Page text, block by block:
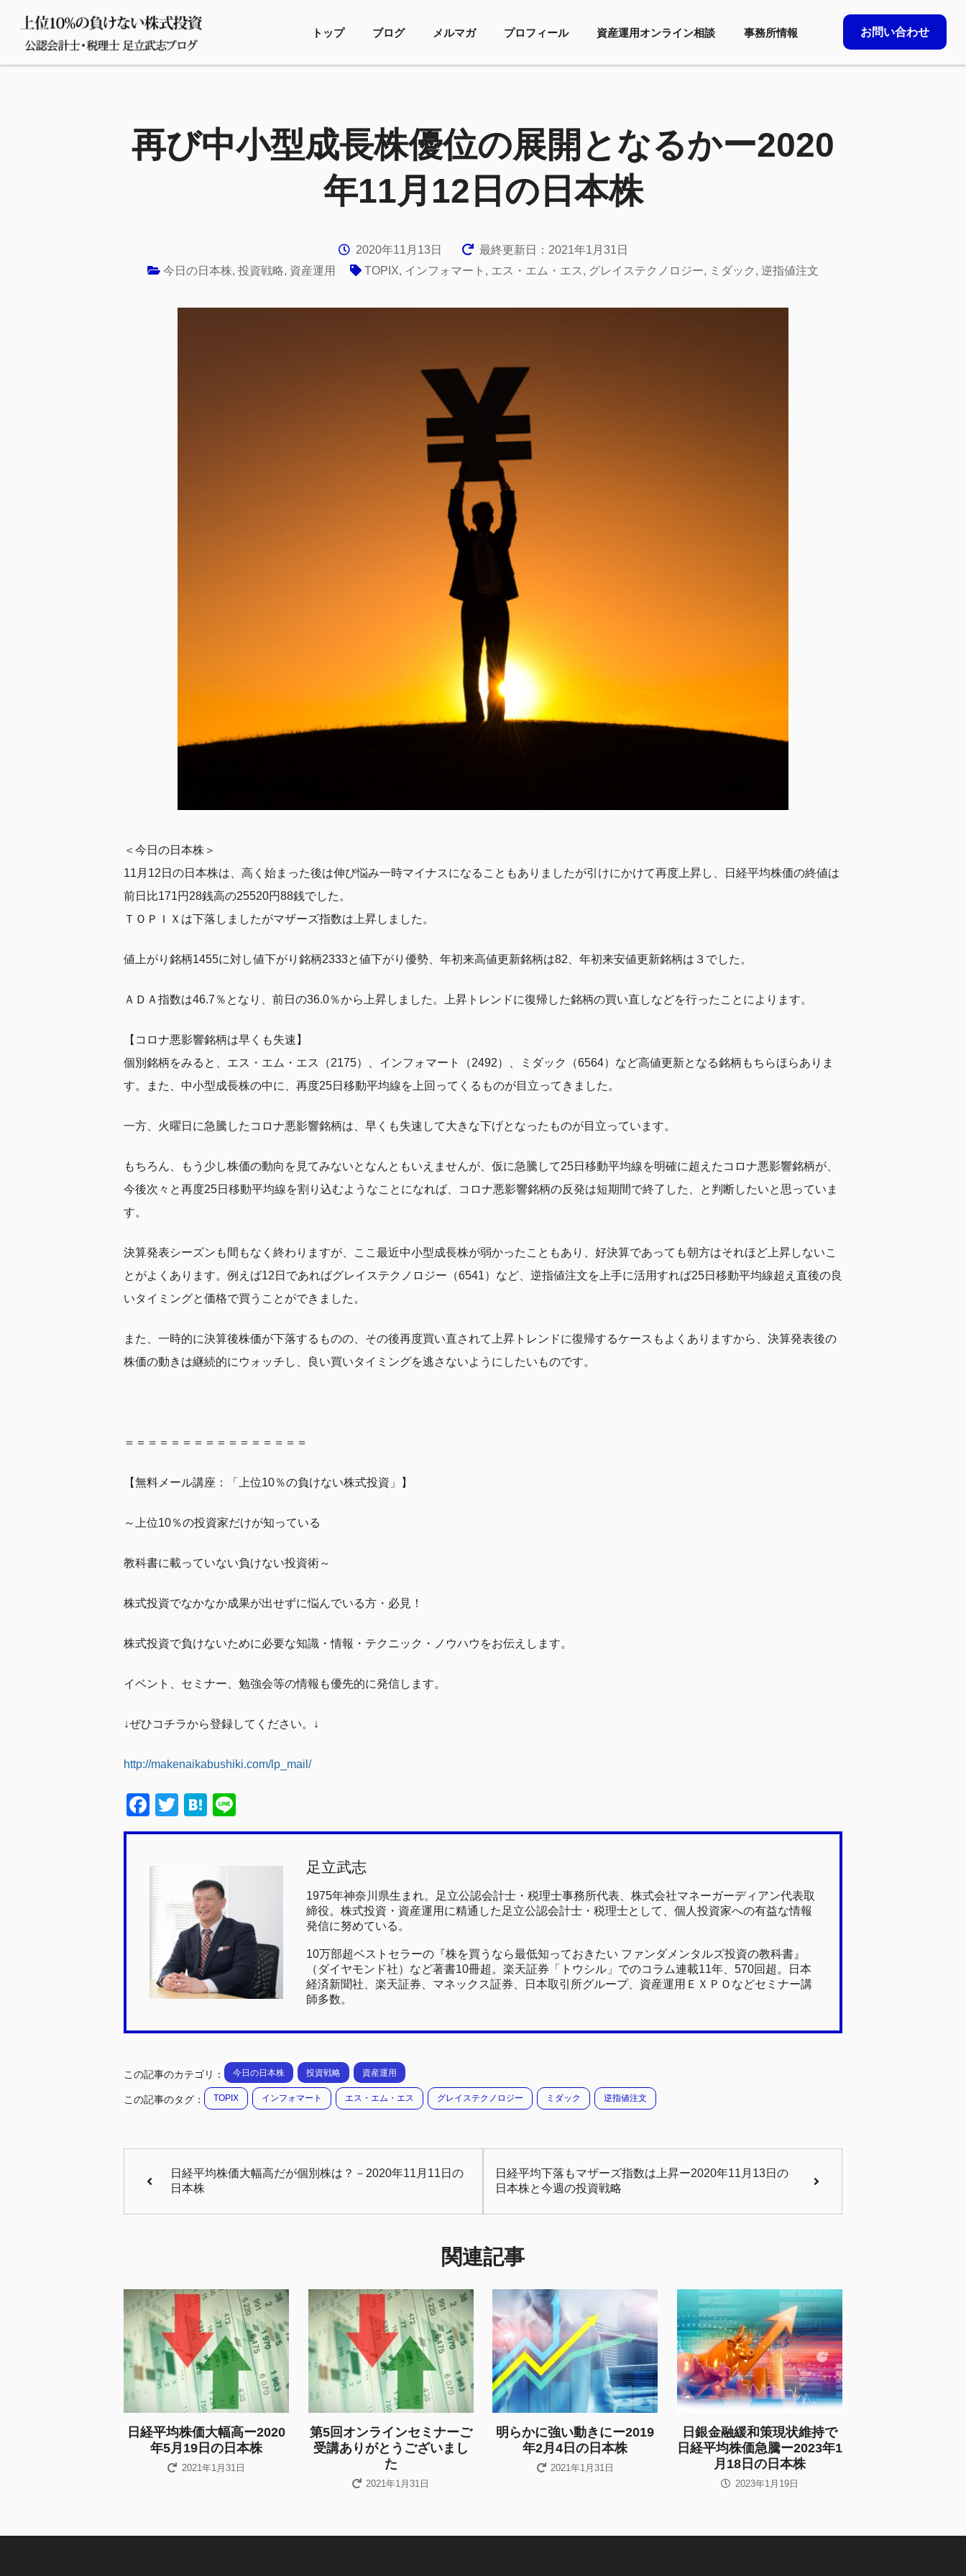
トップ ブログ メルマガ プロフィール 資産運用オンライン相談 事務所情報 お問い合わせ
再び中小型成長株優位の展開となるかー2020
年11月12日の日本株
2020年11月13日
最終更新日：2021年1月31日
今日の日本株, 投資戦略, 資産運用 TOPIX, インフォマート , エス・エム・エス , グレイステクノロジー, ミダック , 逆指値注文
＜今日の日本株＞
11月12日の日本株は、高く始まった後は伸び悩み一時マイナスになることもありましたが引けにかけて再度上昇し、日経平均株価の終値は
前日比171円28銭高の25520円88銭でした。
ＴＯＰＩＸは下落しましたがマザーズ指数は上昇しました。
値上がり銘柄1455に対し値下がり銘柄2333と値下がり優勢、年初来高値更新銘柄は82、年初来安値更新銘柄は３でした。
ＡＤＡ指数は46.7％となり、前日の36.0％から上昇しました。上昇トレンドに復帰した銘柄の買い直しなどを行ったことによります。
【コロナ悪影響銘柄は早くも失速】
個別銘柄をみると、エス・エム・エス（2175）、インフォマート（2492）、ミダック（6564）など高値更新となる銘柄もちらほらありま
す。また、中小型成長株の中に、再度25日移動平均線を上回ってくるものが目立ってきました。
一方、火曜日に急騰したコロナ悪影響銘柄は、早くも失速して大きな下げとなったものが目立っています。
もちろん、もう少し株価の動向を見てみないとなんともいえませんが、仮に急騰して25日移動平均線を明確に超えたコロナ悪影響銘柄が、
今後次々と再度25日移動平均線を割り込むようなことになれば、コロナ悪影響銘柄の反発は短期間で終了した、と判断したいと思っていま
す。
決算発表シーズンも間もなく終わりますが、ここ最近中小型成長株が弱かったこともあり、好決算であっても朝方はそれほど上昇しないこ
とがよくあります。例えば12日であればグレイステクノロジー（6541）など、逆指値注文を上手に活用すれば25日移動平均線超え直後の良
いタイミングと価格で買うことができました。
また、一時的に決算後株価が下落するものの、その後再度買い直されて上昇トレンドに復帰するケースもよくありますから、決算発表後の
株価の動きは継続的にウォッチし、良い買いタイミングを逃さないようにしたいものです。
＝＝＝＝＝＝＝＝＝＝＝＝＝＝＝＝
【無料メール講座：「上位10％の負けない株式投資」】
～上位10％の投資家だけが知っている
教科書に載っていない負けない投資術～
株式投資でなかなか成果が出せずに悩んでいる方・必見！
株式投資で負けないために必要な知識・情報・テクニック・ノウハウをお伝えします。
イベント、セミナー、勉強会等の情報も優先的に発信します。
↓ぜひコチラから登録してください。↓
http://makenaikabushiki.com/lp_mail/
F
a
e
b
o
o
k
T
wi
H
at
n
a
n
足立武志
1975年神奈川県生まれ。足立公認会計士・税理士事務所代表、株式会社マネーガーディアン代表取
締役。株式投資・資産運用に精通した足立公認会計士・税理士として、個人投資家への有益な情報
発信に努めている。
10万部超ベストセラーの『株を買うなら最低知っておきたい ファンダメンタルズ投資の教科書』
（ダイヤモンド社）など著書10冊超。楽天証券「トウシル」でのコラム連載11年、570回超。日本
経済新聞社、楽天証券、マネックス証券、日本取引所グループ、資産運用ＥＸＰＯなどセミナー講
師多数。
この記事のカテゴリ： 今日の日本株 投資戦略 資産運用
この記事のタグ： TOPIX インフォマート エス・エム・エス グレイステクノロジー ミダック 逆指値注文
日経平均株価大幅高だが個別株は？－2020年11月11日の
日本株
日経平均下落もマザーズ指数は上昇ー2020年11月13日の
日本株と今週の投資戦略
関連記事
日経平均株価大幅高ー2020
年5月19日の日本株
2021年1月31日
第5回オンラインセミナーご
受講ありがとうございまし
た
2021年1月31日
明らかに強い動きにー2019
年2月4日の日本株
2021年1月31日
日銀金融緩和策現状維持で
日経平均株価急騰ー2023年1
月18日の日本株
2023年1月19日